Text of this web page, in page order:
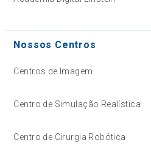
Nossos Centros
Centros de Imagem
Centro de Simulação Realística
Centro de Cirurgia Robótica